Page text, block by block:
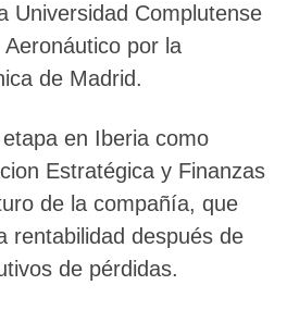
Universidad Complutense
por la
de Madrid.
en Iberia como
Estratégica y Finanzas
de la compañía, que
rentabilidad después de
de pérdidas.